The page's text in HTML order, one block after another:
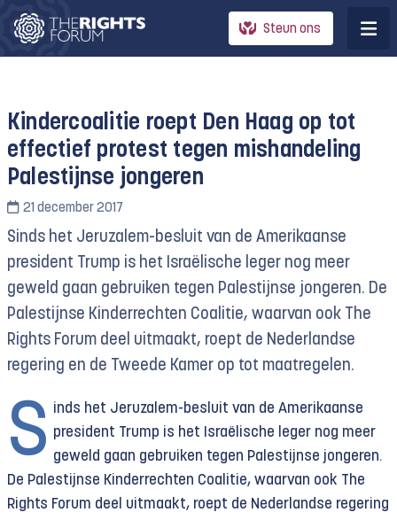
Steun ons
Kindercoalitie roept Den Haag op tot
effectief protest tegen mishandeling
Palestijnse jongeren
21 december 2017
Sinds het Jeruzalem-besluit van de Amerikaanse
president Trump is het Israëlische leger nog meer
geweld gaan gebruiken tegen Palestijnse jongeren. De
Palestijnse Kinderrechten Coalitie, waarvan ook The
Rights Forum deel uitmaakt, roept de Nederlandse
regering en de Tweede Kamer op tot maatregelen.
S inds het Jeruzalem-besluit van de Amerikaanse
president Trump is het Israëlische leger nog meer
geweld gaan gebruiken tegen Palestijnse jongeren.
De Palestijnse Kinderrechten Coalitie, waarvan ook The
Rights Forum deel uitmaakt, roept de Nederlandse regering